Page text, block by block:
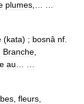
plumes
(kata) ; bosnâ nf
Branche
au
fleurs